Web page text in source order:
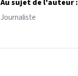
Au sujet de l'auteur :
Journaliste